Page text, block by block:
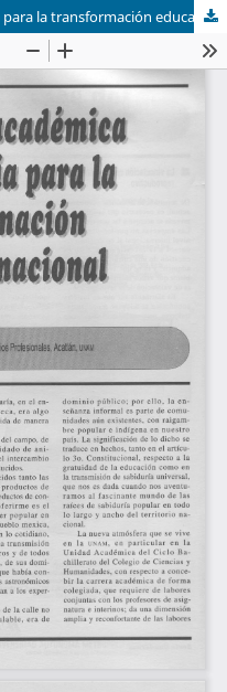
La carrera académica universitaria para la transformación educativa nacional